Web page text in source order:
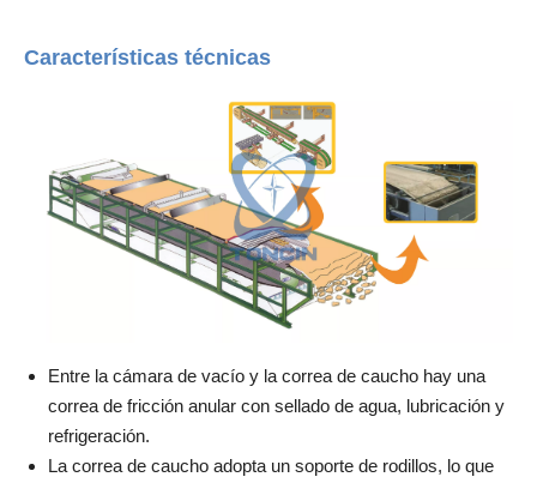
Características técnicas
Entre la cámara de vacío y la correa de caucho hay una
correa de fricción anular con sellado de agua, lubricación y
refrigeración.
La correa de caucho adopta un soporte de rodillos, lo que